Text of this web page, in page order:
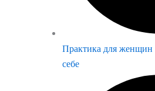
Практика для женщин
себе